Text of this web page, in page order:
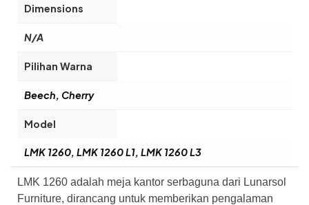
Dimensions
N/A
Pilihan Warna
Beech, Cherry
Model
LMK 1260, LMK 1260 L1, LMK 1260 L3
LMK 1260 adalah meja kantor serbaguna dari Lunarsol
Furniture, dirancang untuk memberikan pengalaman